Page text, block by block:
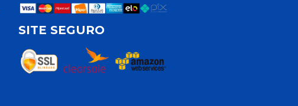
SITE SEGURO